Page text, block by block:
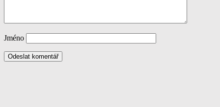
Jméno